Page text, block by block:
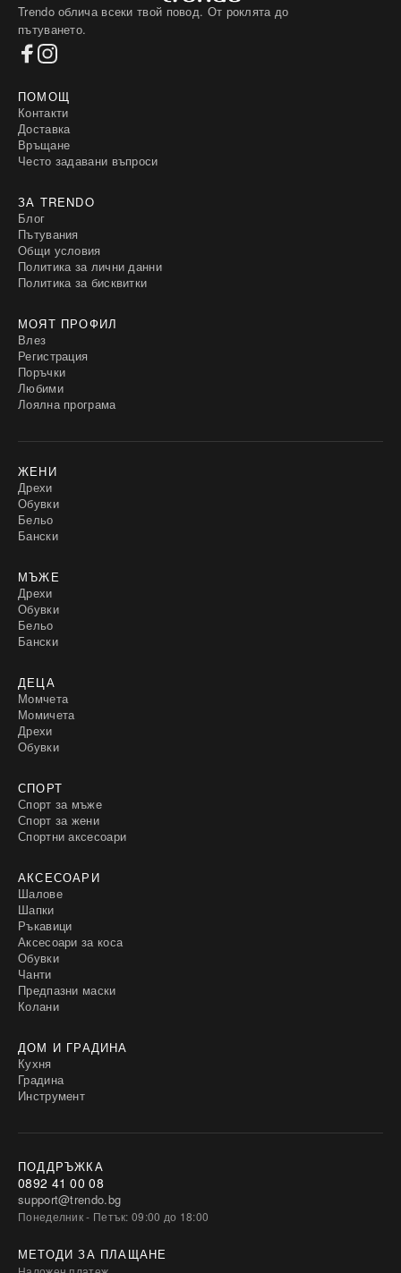
Trendo облича всеки твой повод. От роклята до
пътуването.
ПОМОЩ
Контакти
Доставка
Връщане
Често задавани въпроси
ЗА TRENDO
Блог
Пътувания
Общи условия
Политика за лични данни
Политика за бисквитки
МОЯТ ПРОФИЛ
Влез
Регистрация
Поръчки
Любими
Лоялна програма
ЖЕНИ
Дрехи
Обувки
Бельо
Бански
МЪЖЕ
Дрехи
Обувки
Бельо
Бански
ДЕЦА
Момчета
Момичета
Дрехи
Обувки
СПОРТ
Спорт за мъже
Спорт за жени
Спортни аксесоари
АКСЕСОАРИ
Шалове
Шапки
Ръкавици
Аксесоари за коса
Обувки
Чанти
Предпазни маски
Колани
ДОМ И ГРАДИНА
Кухня
Градина
Инструмент
ПОДДРЪЖКА
0892 41 00 08
support@trendo.bg
Понеделник - Петък: 09:00 до 18:00
МЕТОДИ ЗА ПЛАЩАНЕ